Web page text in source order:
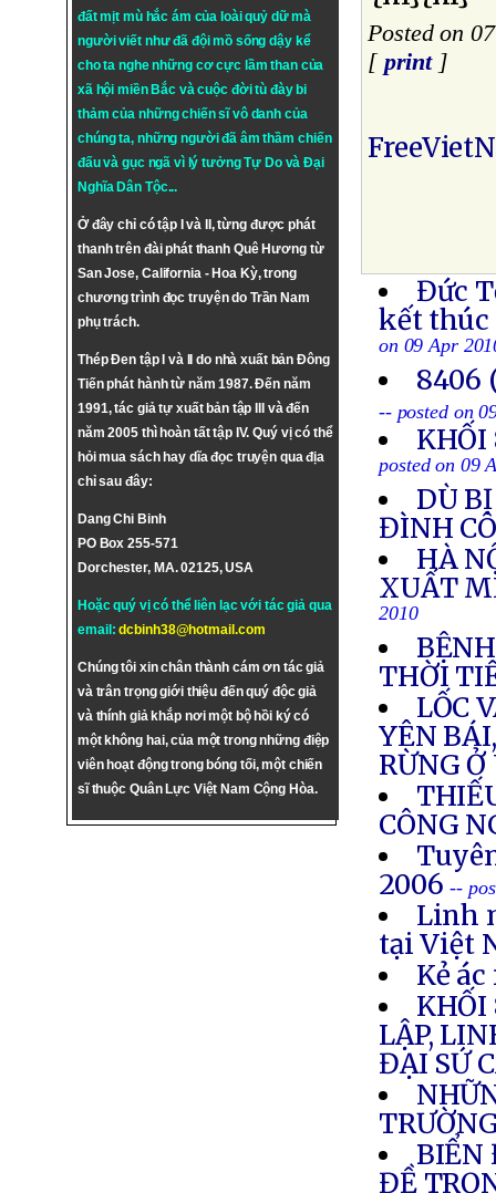
đất mịt mù hắc ám của loài quỷ dữ mà
người viết như đã đội mồ sống dậy kể
cho ta nghe những cơ cực lầm than của
xã hội miền Bắc và cuộc đời tù đày bi
thảm của những chiến sĩ vô danh của
chúng ta, những người đã âm thầm chiến
đấu và gục ngã vì lý tưởngTự DovàĐại
Nghĩa Dân Tộc...
Ở đây chỉ có tập I và II, từng được phát
thanh trên đài phát thanh Quê Hương từ
San Jose, California - Hoa Kỳ, trong
chương trình đọc truyện do Trần Nam
phụ trách.
Thép Đen tập I và II do nhà xuất bản Đông
Tiến phát hành từ năm 1987. Đến năm
1991, tác giả tự xuất bản tập III và đến
năm 2005 thì hoàn tất tập IV. Quý vị có thể
hỏi mua sách hay dĩa đọc truyện qua địa
chỉ sau đây:
Dang Chi Binh
PO Box 255-571
Dorchester, MA. 02125, USA
Hoặc quý vị có thể liên lạc với tác giả qua
email:dcbinh38@hotmail.com
Chúng tôi xin chân thành cám ơn tác giả
và trân trọng giới thiệu đến quý độc giả
và thính giả khắp nơi một bộ hồi ký có
một không hai, của một trong những điệp
viên hoạt động trong bóng tối, một chiến
sĩ thuộc Quân Lực Việt Nam Cộng Hòa.
Posted on
[ print]
Đức
kết thúc
on 09 Apr
8406
-- posted on
posted on 09
DÙ
ĐÌNH
HÀ
XUẤT
2010
THỜI
LỐC
YÊN
RỪNG
CÔNG
2006 --
Linh
tại Việt
Kẻ
KHỐI
LẬP,
ĐẠI SỨ
BIỂN
ĐỀ